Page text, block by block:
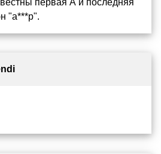
"а***р".